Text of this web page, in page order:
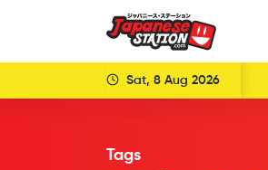
Sat, 8 Aug 2026
Tags